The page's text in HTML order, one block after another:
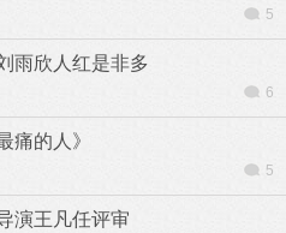
5
雨欣人红是非多
6
痛的人》
5
演王凡任评审